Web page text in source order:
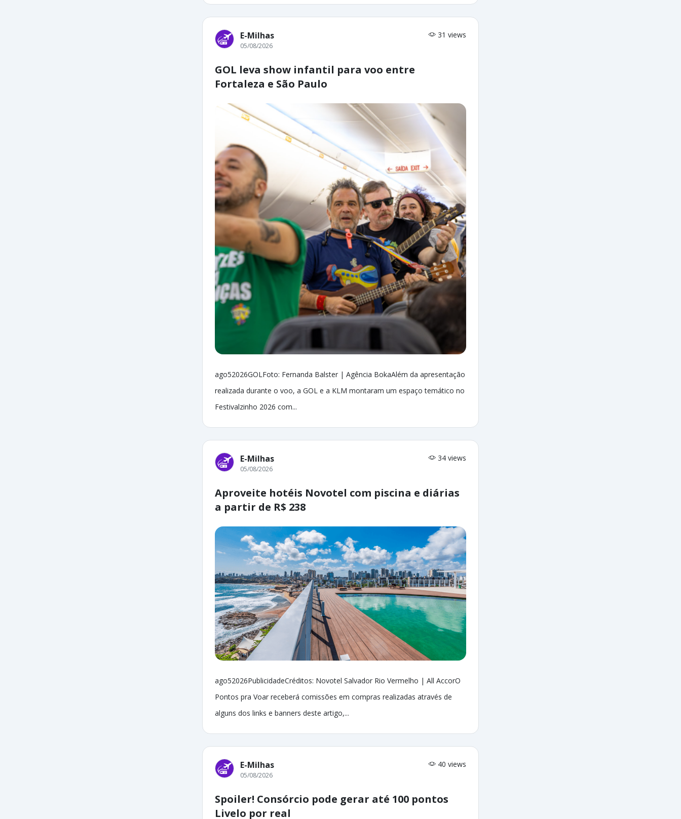
E-Milhas 31 views
05/08/2026
GOL leva show infantil para voo entre
Fortaleza e São Paulo
ago52026GOLFoto: Fernanda Balster | Agência BokaAlém da apresentação
realizada durante o voo, a GOL e a KLM montaram um espaço temático no
Festivalzinho 2026 com...
E-Milhas 34 views
05/08/2026
Aproveite hotéis Novotel com piscina e diárias
a partir de R$ 238
ago52026PublicidadeCréditos: Novotel Salvador Rio Vermelho | All AccorO
Pontos pra Voar receberá comissões em compras realizadas através de
alguns dos links e banners deste artigo,...
E-Milhas 40 views
05/08/2026
Spoiler! Consórcio pode gerar até 100 pontos
Livelo por real